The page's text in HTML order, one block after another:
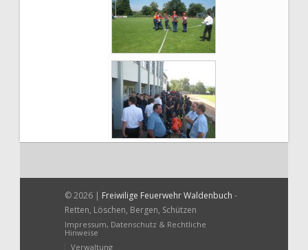
© 2026 | Freiwilige Feuerwehr Waldenbuch -
Retten, Löschen, Bergen, Schützen
Impressum, Datenschutz & Rechtliche
Hinweise
Verwaltung